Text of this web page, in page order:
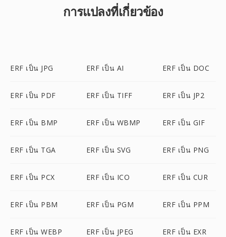
การแปลงที่เกี่ยวข้อง
ERF เป็น JPG ERF เป็น AI ERF เป็น DOC
ERF เป็น PDF ERF เป็น TIFF ERF เป็น JP2
ERF เป็น BMP ERF เป็น WBMP ERF เป็น GIF
ERF เป็น TGA ERF เป็น SVG ERF เป็น PNG
ERF เป็น PCX ERF เป็น ICO ERF เป็น CUR
ERF เป็น PBM ERF เป็น PGM ERF เป็น PPM
ERF เป็น WEBP ERF เป็น JPEG ERF เป็น EXR